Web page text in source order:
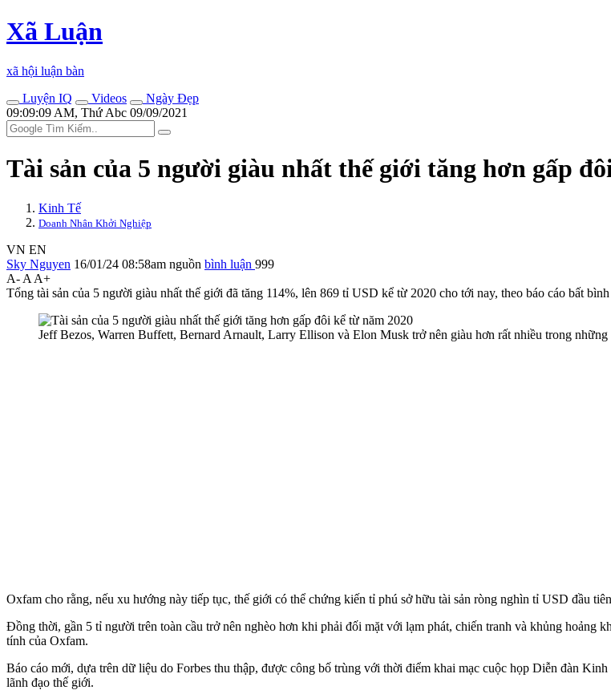
Xã Luận
xã hội luận bàn
Luyện IQ
Videos
Ngày Đẹp
09:09:09 AM, Thứ Abc 09/09/2021
Tài sản của 5 người giàu nhất thế giới tăng hơn gấp
Kinh Tế
Doanh Nhân Khởi Nghiệp
VN EN
Sky Nguyen 16/01/24 08:58am nguồn bình luận 999
A- A A+
Tổng tài sản của 5 người giàu nhất thế giới đã tăng 114%, lên 869 tỉ USD kể từ 2020 cho tới nay, theo báo cáo bất
Jeff Bezos, Warren Buffett, Bernard Arnault, Larry Ellison và Elon Musk trở nên giàu hơn rất nhiều trong
Oxfam cho rằng, nếu xu hướng này tiếp tục, thế giới có thể chứng kiến tỉ phú sở hữu tài sản ròng nghìn tỉ USD đầu
Đồng thời, gần 5 tỉ người trên toàn cầu trở nên nghèo hơn khi phải đối mặt với lạm phát, chiến tranh và khủng hoảng
tính của Oxfam.
Báo cáo mới, dựa trên dữ liệu do Forbes thu thập, được công bố trùng với thời điểm khai mạc cuộc họp Diễn đàn
lãnh đạo thế giới.